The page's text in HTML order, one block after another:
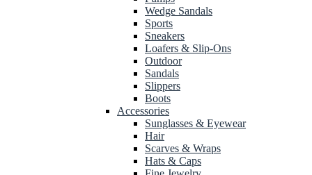
Wedge Sandals
Sports
Sneakers
Loafers & Slip-Ons
Outdoor
Sandals
Slippers
Boots
Accessories
Sunglasses & Eyewear
Hair
Scarves & Wraps
Hats & Caps